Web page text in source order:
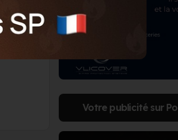
Votre publicité sur